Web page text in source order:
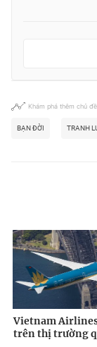
Khám phá thêm chủ đề
BẠN ĐỜI TRANH